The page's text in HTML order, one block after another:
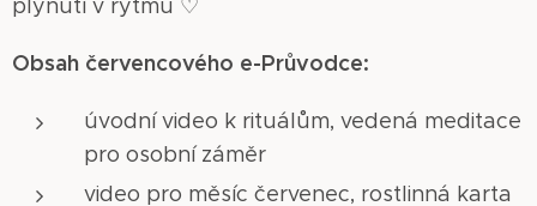
plynutí v rytmu ♡
Obsah červencového e-Průvodce:
úvodní video k rituálům, vedená meditace
pro osobní záměr
video pro měsíc červenec, rostlinná karta